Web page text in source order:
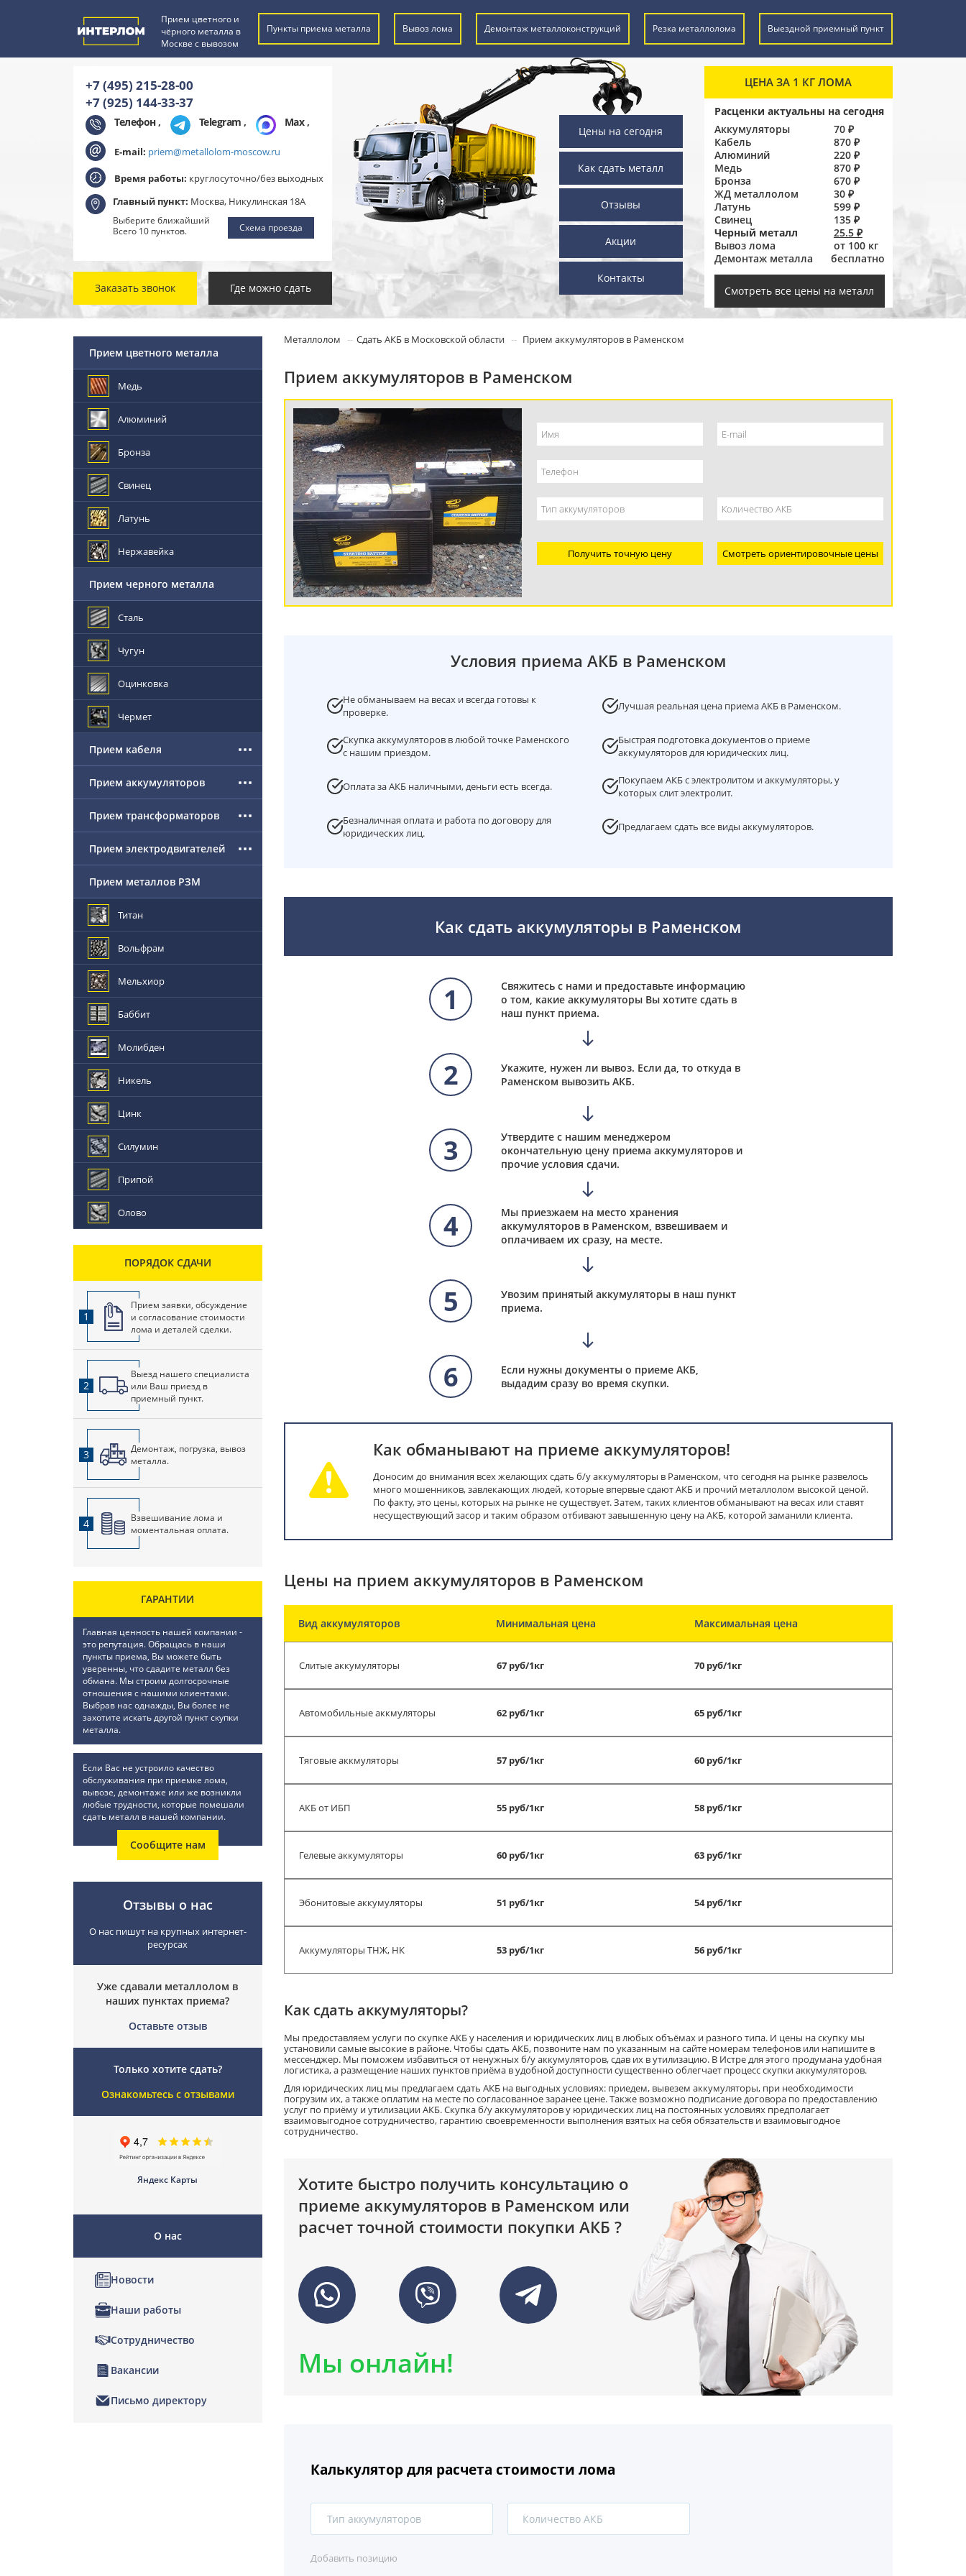
Прием цветного и
чёрного металла в
Москве с вывозом
Пункты приема металла Вывоз лома Демонтаж металлоконструкций Резка металлолома Выездной приемный пункт
+7 (495) 215-28-00
+7 (925) 144-33-37
Телефон , Telegram , Max,
E-mail: priem@metallolom-moscow.ru
Время работы: круглосуточно/без выходных
Главный пункт: Москва, Никулинская 18А
Выберите ближайший
Всего 10 пунктов.
Схема проезда
Заказать звонок Где можно сдать
ЦЕНА ЗА 1 КГ ЛОМА
Расценки актуальны на сегодня
Аккумуляторы
70 ₽
Кабель
870 ₽
Алюминий
220 ₽
Медь
870 ₽
Бронза
670 ₽
ЖД металлолом
30 ₽
Латунь
599 ₽
Свинец
135 ₽
Черный металл
25.5 ₽
Вывоз лома
от 100 кг
Демонтаж металла
бесплатно
Смотреть все цены на металл
Цены на сегодня
Как сдать металл
Отзывы
Акции
Контакты
Металлолом Сдать АКБ в Московской области Прием аккумуляторов в Раменском
Прием аккумуляторов в Раменском
Получить точную цену Смотреть ориентировочные цены
Условия приема АКБ в Раменском
Не обманываем на весах и всегда готовы к
проверке.
Лучшая реальная цена приема АКБ в Раменском.
Скупка аккумуляторов в любой точке Раменского
с нашим приездом.
Быстрая подготовка документов о приеме
аккумуляторов для юридических лиц.
Оплата за АКБ наличными, деньги есть всегда.
Покупаем АКБ с электролитом и аккумуляторы, у
которых слит электролит.
Безналичная оплата и работа по договору для
юридических лиц.
Предлагаем сдать все виды аккумуляторов.
Как сдать аккумуляторы в Раменском
1
Свяжитесь с нами и предоставьте информацию
о том, какие аккумуляторы Вы хотите сдать в
наш пункт приема.
2
Укажите, нужен ли вывоз. Если да, то откуда в
Раменском вывозить АКБ.
3
Утвердите с нашим менеджером
окончательную цену приема аккумуляторов и
прочие условия сдачи.
4
Мы приезжаем на место хранения
аккумуляторов в Раменском, взвешиваем и
оплачиваем их сразу, на месте.
5
Увозим принятый аккумуляторы в наш пункт
приема.
6
Если нужны документы о приеме АКБ,
выдадим сразу во время скупки.
Как обманывают на приеме аккумуляторов!
Доносим до внимания всех желающих сдать б/у аккумуляторы в Раменском, что сегодня на рынке развелось
много мошенников, завлекающих людей, которые впервые сдают АКБ и прочий металлолом высокой ценой.
По факту, это цены, которых на рынке не существует. Затем, таких клиентов обманывают на весах или ставят
несуществующий засор и таким образом отбивают завышенную цену на АКБ, которой заманили клиента.
Цены на прием аккумуляторов в Раменском
Вид аккумуляторов Минимальная цена Максимальная цена
Слитые аккумуляторы 67 руб/1кг 70 руб/1кг
Автомобильные аккмуляторы 62 руб/1кг 65 руб/1кг
Тяговые аккмуляторы 57 руб/1кг 60 руб/1кг
АКБ от ИБП 55 руб/1кг 58 руб/1кг
Гелевые аккумуляторы 60 руб/1кг 63 руб/1кг
Эбонитовые аккумуляторы 51 руб/1кг 54 руб/1кг
Аккумуляторы ТНЖ, НК 53 руб/1кг 56 руб/1кг
Как сдать аккумуляторы?
Мы предоставляем услуги по скупке АКБ у населения и юридических лиц в любых объёмах и разного типа. И цены на скупку мы
установили самые высокие в районе. Чтобы сдать АКБ, позвоните нам по указанным на сайте номерам телефонов или напишите в
мессенджер. Мы поможем избавиться от ненужных б/у аккумуляторов, сдав их в утилизацию. В Истре для этого продумана удобная
логистика, а размещение наших пунктов приёма в удобной доступности существенно облегчает процесс скупки аккумуляторов.
Для юридических лиц мы предлагаем сдать АКБ на выгодных условиях: приедем, вывезем аккумуляторы, при необходимости
погрузим их, а также оплатим на месте по согласованное заранее цене. Также возможно подписание договора по предоставлению
услуг по приёму и утилизации АКБ. Скупка б/у аккумуляторов у юридических лиц на постоянных условиях предполагает
взаимовыгодное сотрудничество, гарантию своевременности выполнения взятых на себя обязательств и взаимовыгодное
сотрудничество.
Хотите быстро получить консультацию о
приеме аккумуляторов в Раменском или
расчет точной стоимости покупки АКБ ?
Мы онлайн!
Калькулятор для расчета стоимости лома
Тип аккумуляторов
1
Добавить позицию
Прием цветного металла
Медь
Алюминий
Бронза
Свинец
Латунь
Нержавейка
Прием черного металла
Сталь
Чугун
Оцинковка
Чермет
Прием кабеля
Прием аккумуляторов
Прием трансформаторов
Прием электродвигателей
Прием металлов РЗМ
Титан
Вольфрам
Мельхиор
Баббит
Молибден
Никель
Цинк
Силумин
Припой
Олово
ПОРЯДОК СДАЧИ
1
Прием заявки, обсуждение
и согласование стоимости
лома и деталей сделки.
2
Выезд нашего специалиста
или Ваш приезд в
приемный пункт.
3
Демонтаж, погрузка, вывоз
металла.
4
Взвешивание лома и
моментальная оплата.
ГАРАНТИИ
Главная ценность нашей компании -
это репутация. Обращась в наши
пункты приема, Вы можете быть
уверенны, что сдадите металл без
обмана. Мы строим долгосрочные
отношения с нашими клиентами.
Выбрав нас однажды, Вы более не
захотите искать другой пункт скупки
металла.
Если Вас не устроило качество
обслуживания при приемке лома,
вывозе, демонтаже или же возникли
любые трудности, которые помешали
сдать металл в нашей компании.
Сообщите нам
Отзывы о нас
О нас пишут на крупных интернет-
ресурсах
Уже сдавали металлолом в
наших пунктах приема?
Оставьте отзыв
Только хотите сдать?
Ознакомьтесь с отзывами
Яндекс Карты
О нас
Новости
Наши работы
Сотрудничество
Вакансии
Письмо директору